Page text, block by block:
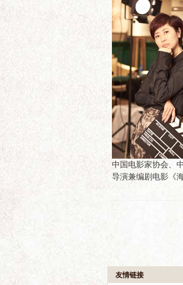
中国电影家协会、
导演兼编剧电影《
友情链接